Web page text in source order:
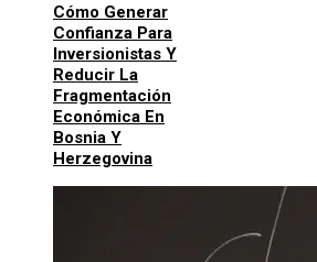
Cómo Generar
Confianza Para
Inversionistas Y
Reducir La
Fragmentación
Económica En
Bosnia Y
Herzegovina